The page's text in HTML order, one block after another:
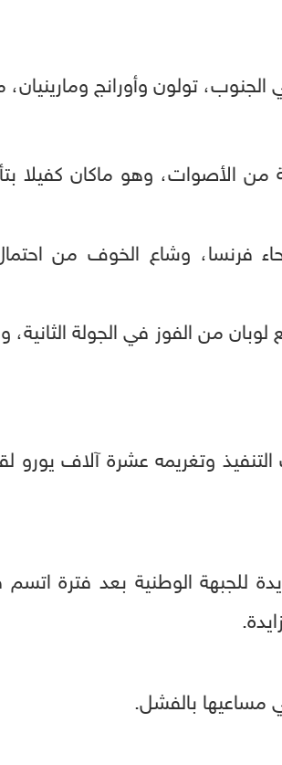
تولون وأورانج
فرنسا، وشاع الخوف من
للجبهة الوطنية بعد فترة
مساعيها بالفشل.